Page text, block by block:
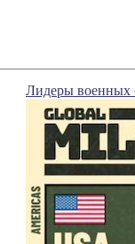
Лидеры военных